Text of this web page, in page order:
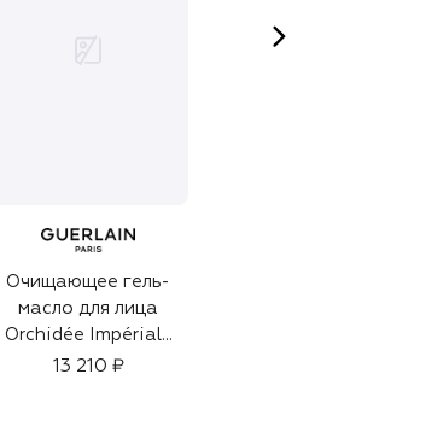
Очищающее гель-
масло для лица
Orchidée Impériale
(150ml)
13 210 ₽